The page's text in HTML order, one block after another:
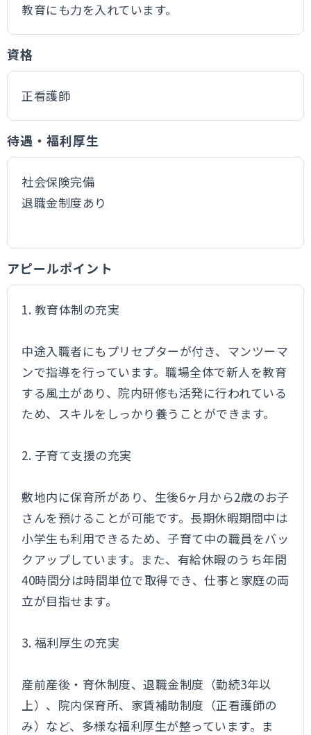
教育にも力を入れています。
資格
正看護師
待遇・福利厚生
社会保険完備
退職金制度あり
アピールポイント
1. 教育体制の充実
中途入職者にもプリセプターが付き、マンツーマ
ンで指導を行っています。職場全体で新人を教育
する風土があり、院内研修も活発に行われている
ため、スキルをしっかり養うことができます。
2. 子育て支援の充実
敷地内に保育所があり、生後6ヶ月から2歳のお子
さんを預けることが可能です。長期休暇期間中は
小学生も利用できるため、子育て中の職員をバッ
クアップしています。また、有給休暇のうち年間
40時間分は時間単位で取得でき、仕事と家庭の両
立が目指せます。
3. 福利厚生の充実
産前産後・育休制度、退職金制度（勤続3年以
上）、院内保育所、家賃補助制度（正看護師の
み）など、多様な福利厚生が整っています。ま